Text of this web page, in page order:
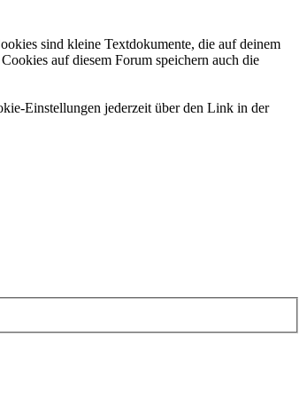
sind kleine Textdokumente, die auf deinem
auf diesem Forum speichern auch die
Einstellungen jederzeit über den Link in der